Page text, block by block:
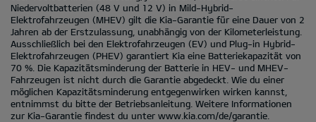
Niedervoltbatterien (48 V und 12 V) in Mild-Hybrid-
Elektrofahrzeugen (MHEV) gilt die Kia-Garantie für eine Dauer von 2
Jahren ab der Erstzulassung, unabhängig von der Kilometerleistung.
Ausschließlich bei den Elektrofahrzeugen (EV) und Plug-in Hybrid-
Elektrofahrzeugen (PHEV) garantiert Kia eine Batteriekapazität von
70 %. Die Kapazitätsminderung der Batterie in HEV- und MHEV-
Fahrzeugen ist nicht durch die Garantie abgedeckt. Wie du einer
möglichen Kapazitätsminderung entgegenwirken wirken kannst,
entnimmst du bitte der Betriebsanleitung. Weitere Informationen
zur Kia-Garantie findest du unter www.kia.com/de/garantie.